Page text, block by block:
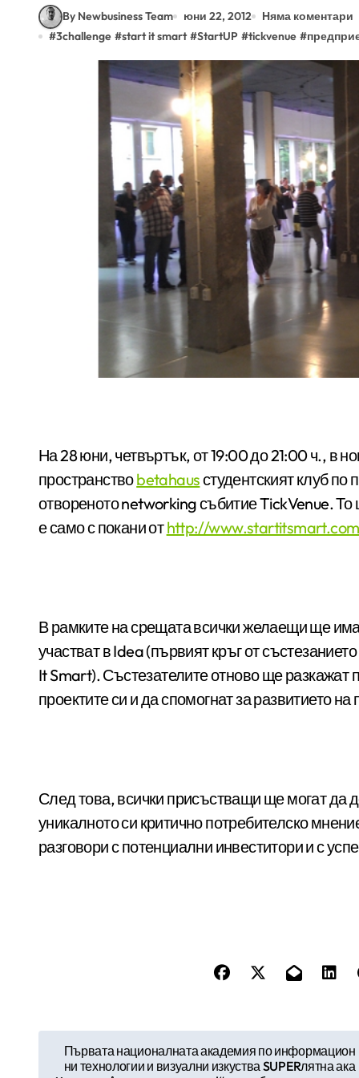
By Newbusiness Team юни 22, 2012
Няма коментари
#3challenge #start it smart #StartUP #tickvenue #
На 28 юни, четвъртък, от 19:00 до 21:00 ч., в
пространствоbetahausстудентският клуб
отвореното networking събитие TickVenue.
е само с покани отhttp://
В рамките на срещата всички желаещи ще
участват в Idea (първият кръг от
It Smart). Състезателите отново ще разкажат
проектите си и да спомогнат за развитието
След това, всички присъстващи ще могат да
уникалното си критично потребителско
разговори с потенциални инвеститори и с
Първата националната академия по информацион
ни технологии и визуални изкуства SUPERлятна ака